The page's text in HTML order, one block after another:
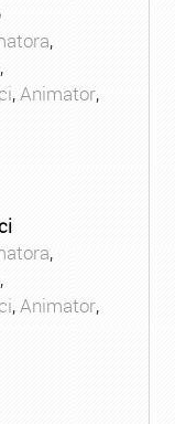
,
,
,Animator,
,
,
,Animator,